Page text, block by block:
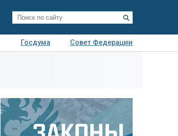
Госдума
Совет Федерации